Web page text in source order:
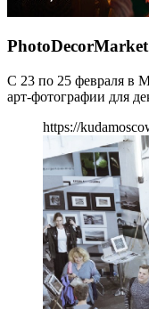
С 23 по 25 февраля в
арт-фотографии для
https://